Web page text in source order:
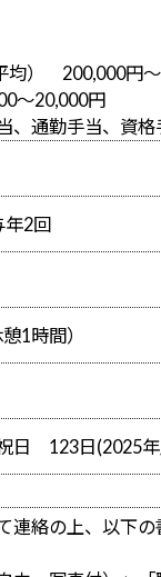
均） 200,000円
～20,000円
、通勤手当、資
年2回
1時間）
日 123日(2025
連絡の上、以下